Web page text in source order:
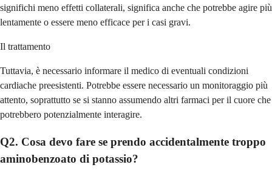
significhi meno effetti collaterali, significa anche che potrebbe agire più
lentamente o essere meno efficace per i casi gravi.
Il trattamento
Tuttavia, è necessario informare il medico di eventuali condizioni
cardiache preesistenti. Potrebbe essere necessario un monitoraggio più
attento, soprattutto se si stanno assumendo altri farmaci per il cuore che
potrebbero potenzialmente interagire.
Q2. Cosa devo fare se prendo accidentalmente troppo
aminobenzoato di potassio?